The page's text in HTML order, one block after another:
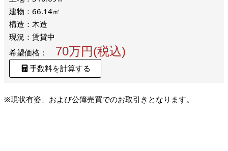
建物：66.14㎡
構造：木造
現況：賃貸中
希望価格：
70万円(税込)
手数料を計算する
※現状有姿、および公簿売買でのお取引きとなります。